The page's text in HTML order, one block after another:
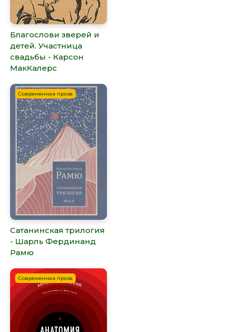
Благослови зверей и
детей. Участница
свадьбы - Карсон
МакКалерс
Современная проза
Сатанинская трилогия
- Шарль Фердинанд
Рамю
Современная проза